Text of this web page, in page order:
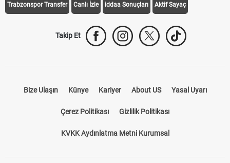
Trabzonspor Transfer Canlı İzle iddaa Sonuçları Aktif Sayaç
Takip Et
Bize Ulaşın Künye Kariyer About US Yasal Uyarı
Çerez Politikası Gizlilik Politikası
KVKK Aydınlatma Metni Kurumsal